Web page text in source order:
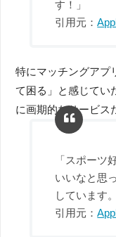
す！」
引用元：
特にマッチングアプ
て困る」と感じてい
に画期的なサービス
「スポーツ
いいなと思
しています
引用元：